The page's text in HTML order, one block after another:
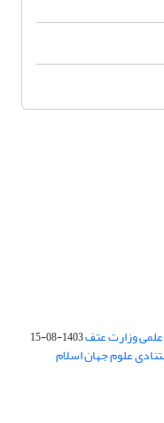
وزارت عتف1403-08-15
علوم جهان اسلام